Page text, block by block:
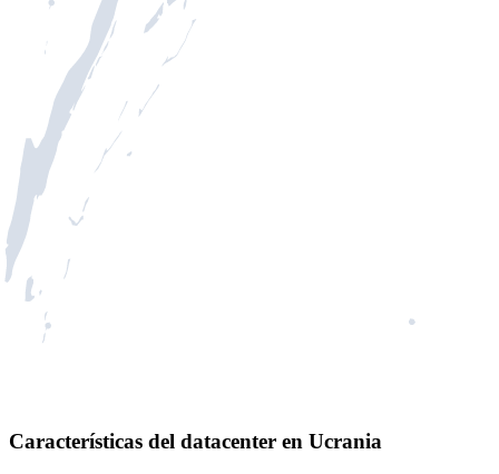
Características del datacenter en Ucrania